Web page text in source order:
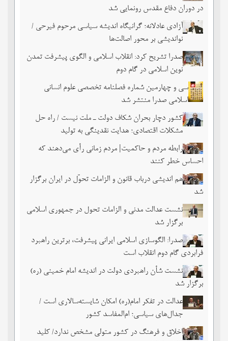
در دوران دفاع مقدس رونمایی شد
آزادی عادلانه؛ گرانیگاه اندیشه سیاسی مرحوم فیرحی /
نواندیشی بر محور اصالت‌ها
صدرا تشریح کرد: انقلاب اسلامی و الگوی پیشرفت تمدن
نوین اسلامی در گام دوم
سی و چهارمین شماره فصلنامه تخصصی علوم انسانی
اسلامی صدرا منتشر شد
کشور دچار بحران شکاف دولت ـ ملت نیست / راه حل
مشکلات اقتصادی؛ هدایت نقدینگی به تولید
رابطه مردم و حاکمیت| مردم زمانی رأی می‌دهند که
احساس خطر ‌کنند
هم اندیشی درباب قانون و الزامات تحوّل در ایران برگزار
شد
نشست عدالت مدنی و الزامات تحول در جمهوری اسلامی
برگزار شد
صدرا: الگوسازی اسلامی ایرانی پیشرفت، برترین راهبرد
فرابردی گام دوم انقلاب است
نشست شأن راهبردی دولت در اندیشه امام خمینی (ره)
برگزار شد
عدالت در تفکر امام(ره) امکان شایسته‌سالاری است /
جدال‌های سیاسی؛ ام‌المفاسد کشور
اخلاق و فرهنگ در کشور متولی مشخص ندارد/ کلید